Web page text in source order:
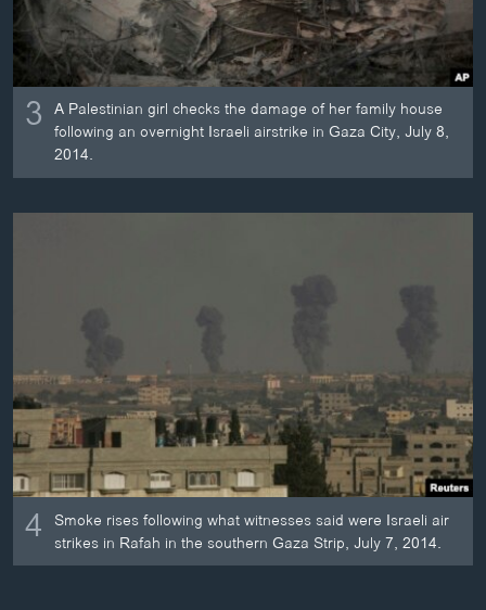
3 A Palestinian girl checks the damage of her family house
following an overnight Israeli airstrike in Gaza City, July 8,
2014.
4 Smoke rises following what witnesses said were Israeli air
strikes in Rafah in the southern Gaza Strip, July 7, 2014.